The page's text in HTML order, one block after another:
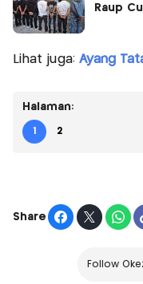
Raup
Lihat juga: Ayang
Halaman:
1 2
Share
Follow